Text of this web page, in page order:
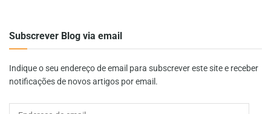
Subscrever Blog via email
Indique o seu endereço de email para subscrever este site e receber
notificações de novos artigos por email.